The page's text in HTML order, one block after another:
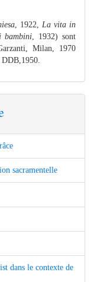
, 1922, La vita in
bambini , 1932) sont
Milan, 1970
DDB,1950.
sacramentelle
dans le contexte de